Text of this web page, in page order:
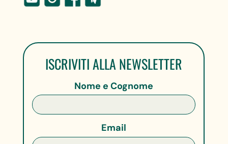
ISCRIVITI ALLA NEWSLETTER
Nome e Cognome
Email